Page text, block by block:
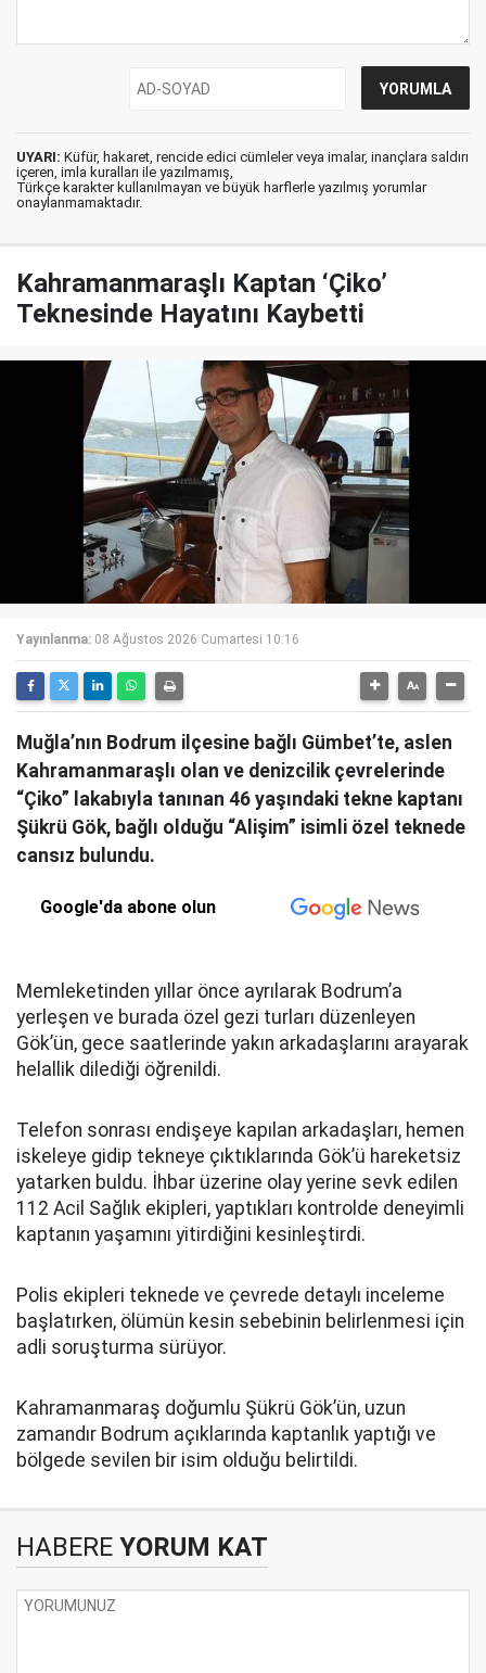
UYARI: Küfür, hakaret, rencide edici cümleler veya imalar, inançlara saldırı
içeren, imla kuralları ile yazılmamış,
Türkçe karakter kullanılmayan ve büyük harflerle yazılmış yorumlar
onaylanmamaktadır.
Kahramanmaraşlı Kaptan ‘Çiko’
Teknesinde Hayatını Kaybetti
Yayınlanma: 08 Ağustos 2026 Cumartesi 10:16
Muğla’nın Bodrum ilçesine bağlı Gümbet’te, aslen
Kahramanmaraşlı olan ve denizcilik çevrelerinde
“Çiko” lakabıyla tanınan 46 yaşındaki tekne kaptanı
Şükrü Gök, bağlı olduğu “Alişim” isimli özel teknede
cansız bulundu.
Google'da abone olun
Memleketinden yıllar önce ayrılarak Bodrum’a
yerleşen ve burada özel gezi turları düzenleyen
Gök’ün, gece saatlerinde yakın arkadaşlarını arayarak
helallik dilediği öğrenildi.
Telefon sonrası endişeye kapılan arkadaşları, hemen
iskeleye gidip tekneye çıktıklarında Gök’ü hareketsiz
yatarken buldu. İhbar üzerine olay yerine sevk edilen
112 Acil Sağlık ekipleri, yaptıkları kontrolde deneyimli
kaptanın yaşamını yitirdiğini kesinleştirdi.
Polis ekipleri teknede ve çevrede detaylı inceleme
başlatırken, ölümün kesin sebebinin belirlenmesi için
adli soruşturma sürüyor.
Kahramanmaraş doğumlu Şükrü Gök’ün, uzun
zamandır Bodrum açıklarında kaptanlık yaptığı ve
bölgede sevilen bir isim olduğu belirtildi.
HABERE YORUM KAT